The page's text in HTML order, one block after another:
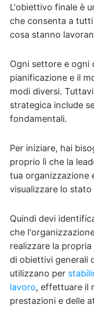
L'obiettivo finale è
che consenta a
cosa stanno
Ogni settore e ogni
pianificazione e il
modi diversi.
strategica include
fondamentali.
Per iniziare, hai
proprio lì che la
tua organizzazione
visualizzare lo
Quindi devi
che
realizzare la
di obiettivi generali
utilizzano per
lavoro, effettuare il
prestazioni e delle